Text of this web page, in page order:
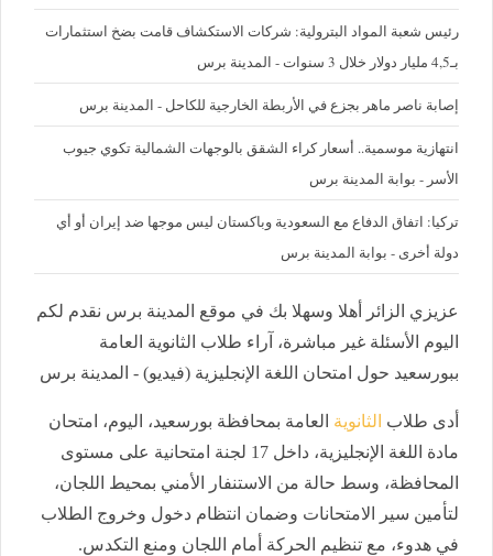
رئيس شعبة المواد البترولية: شركات الاستكشاف قامت بضخ استثمارات
بـ4,5 مليار دولار خلال 3 سنوات - المدينة برس
إصابة ناصر ماهر بجزع في الأربطة الخارجية للكاحل - المدينة برس
‪انتهازية موسمية.. أسعار كراء الشقق بالوجهات الشمالية تكوي جيوب
الأسر - بوابة المدينة برس
تركيا: اتفاق الدفاع مع السعودية وباكستان ليس موجها ضد إيران أو أي
دولة أخرى - بوابة المدينة برس
عزيزي الزائر أهلا وسهلا بك في موقع المدينة برس نقدم لكم
اليوم الأسئلة غير مباشرة، آراء طلاب الثانوية العامة
ببورسعيد حول امتحان اللغة الإنجليزية (فيديو) - المدينة برس
أدى طلاب الثانوية العامة بمحافظة بورسعيد، اليوم، امتحان
مادة اللغة الإنجليزية، داخل 17 لجنة امتحانية على مستوى
المحافظة، وسط حالة من الاستنفار الأمني بمحيط اللجان،
لتأمين سير الامتحانات وضمان انتظام دخول وخروج الطلاب
في هدوء، مع تنظيم الحركة أمام اللجان ومنع التكدس.